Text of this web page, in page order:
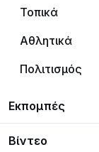
Τοπικά
Αθλητικά
Πολιτισμός
Εκπομπές
Βίντεο